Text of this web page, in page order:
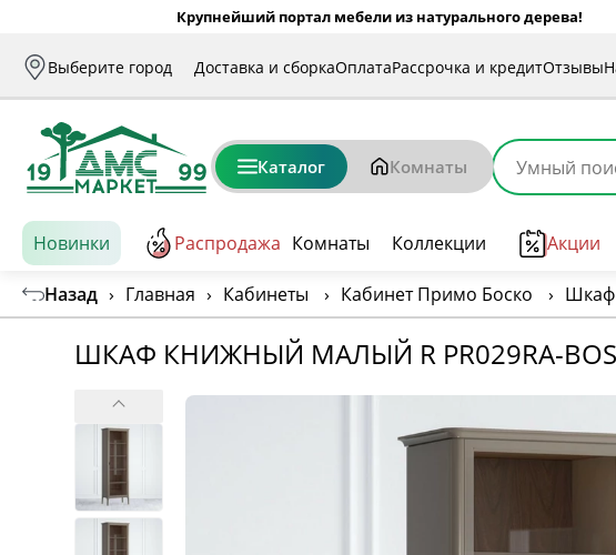
Крупнейший портал мебели из натурального дерева!
Выберите город Доставка и сборкаОплатаРассрочка и кредитОтзывы
Каталог Комнаты
Новинки Распродажа Комнаты Коллекции Акции
Назад › Главная › Кабинеты › Кабинет Примо Боско › Шкаф
ШКАФ КНИЖНЫЙ МАЛЫЙ R PR029RA-